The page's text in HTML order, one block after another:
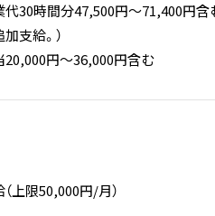
30時間分47,500円～71,400円含
支給。）
円～36,000円含む
上限50,000円/月）